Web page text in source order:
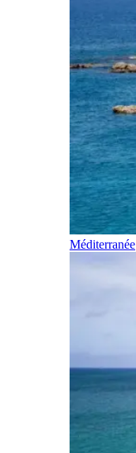
Méditerranée